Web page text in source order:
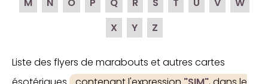
M
N O P Q R S T U V
W
X
Y Z
Liste des flyers de marabouts et autres cartes